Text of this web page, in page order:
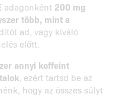
adagonként 200 mg
több, mint a
ad, vagy kiváló
előtt.
annyi koffeint
, ezért tartsd be az
hogy az összes súlyt